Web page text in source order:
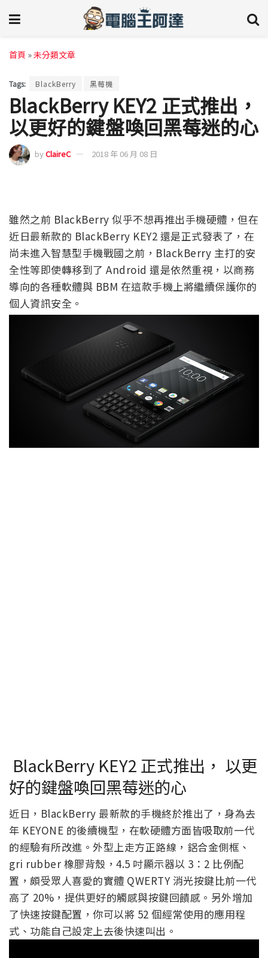
首頁 »未分類文章
Tags: BlackBerry 黑莓機
BlackBerry KEY2 正式推出，
以更好的鍵盤喚回黑莓迷的心
byClaireC 2018 年 06 月 08 日
雖然之前 BlackBerry 似乎不想再推出手機硬體，但在
近日最新款的 BlackBerry KEY2 還是正式發表了，在
尚未進入智慧型手機戰國之前，BlackBerry 主打的安
全性等即使轉移到了 Android 還是依然重視，以商務
導向的各種軟體與 BBM 在這款手機上將繼續保護你的
個人資訊安全。
BlackBerry KEY2 正式推出， 以更
好的鍵盤喚回黑莓迷的心
近日，BlackBerry 最新款的手機終於推出了，身為去
年 KEYONE 的後續機型，在軟硬體方面皆吸取前一代
的經驗有所改進。外型上走方正路線，鋁合金側框、
gri rubber 橡膠背殼，4.5 吋顯示器以 3：2 比例配
置，頗受眾人喜愛的實體 QWERTY 消光按鍵比前一代
高了 20%，提供更好的觸感與按鍵回饋感。另外增加
了快速按鍵配置，你可以將 52 個經常使用的應用程
式、功能自己設定上去後快速叫出。